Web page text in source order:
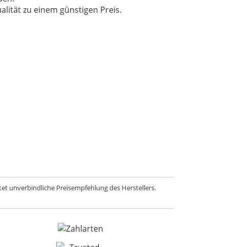
zu einem günstigen Preis.
unverbindliche Preisempfehlung des Herstellers.